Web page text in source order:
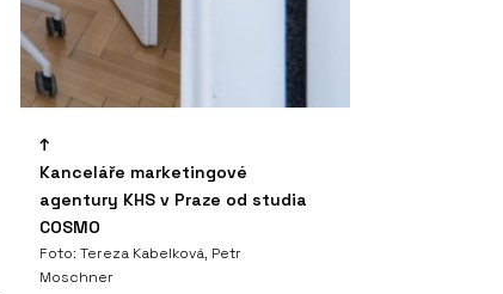
Kanceláře marketingové
agentury KHS v Praze od studia
COSMO
Foto: Tereza Kabelková, Petr
Moschner